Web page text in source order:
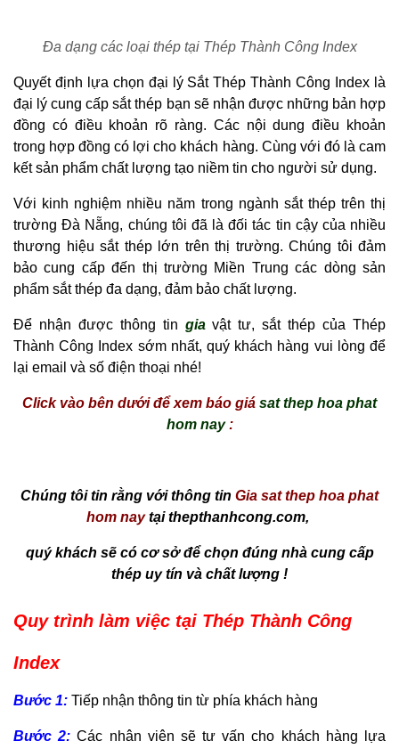
Đa dạng các loại thép tại Thép Thành Công Index
Quyết định lựa chọn đại lý Sắt Thép Thành Công Index là
đại lý cung cấp sắt thép bạn sẽ nhận được những bản hợp
đồng có điều khoản rõ ràng. Các nội dung điều khoản
trong hợp đồng có lợi cho khách hàng. Cùng với đó là cam
kết sản phẩm chất lượng tạo niềm tin cho người sử dụng.
Với kinh nghiệm nhiều năm trong ngành sắt thép trên thị
trường Đà Nẵng, chúng tôi đã là đối tác tin cậy của nhiều
thương hiệu sắt thép lớn trên thị trường. Chúng tôi đảm
bảo cung cấp đến thị trường Miền Trung các dòng sản
phẩm sắt thép đa dạng, đảm bảo chất lượng.
Để nhận được thông tin giavật tư, sắt thép của Thép
Thành Công Index sớm nhất, quý khách hàng vui lòng để
lại email và số điện thoại nhé!
Click vào bên dưới để xem báo giá sat thep hoa phat
hom nay:
Chúng tôi tin rằng với thông tin Gia sat thep hoa phat
hom naytại thepthanhcong.com,
quý khách sẽ có cơ sở để chọn đúng nhà cung cấp
thép uy tín và chất lượng !
Quy trình làm việc tại Thép Thành Công
Index
Bước 1: Tiếp nhận thông tin từ phía khách hàng
Bước 2: Các nhân viên sẽ tư vấn cho khách hàng lựa